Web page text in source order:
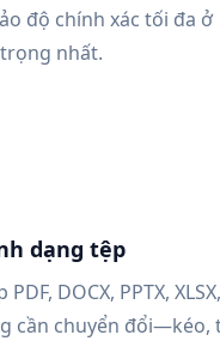
độ chính xác tối đa ở
nhất.
dạng tệp
DOCX, PPTX,
cần chuyển đổi—kéo,